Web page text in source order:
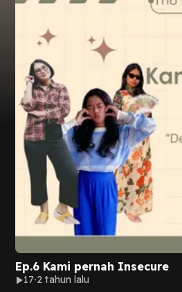
Ep.6 Kami pernah Insecure
17 2 tahun lalu